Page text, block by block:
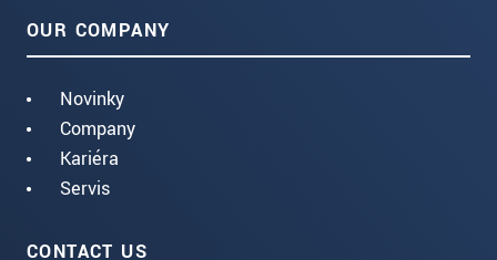
OUR COMPANY
Novinky
Company
Kariéra
Servis
CONTACT US